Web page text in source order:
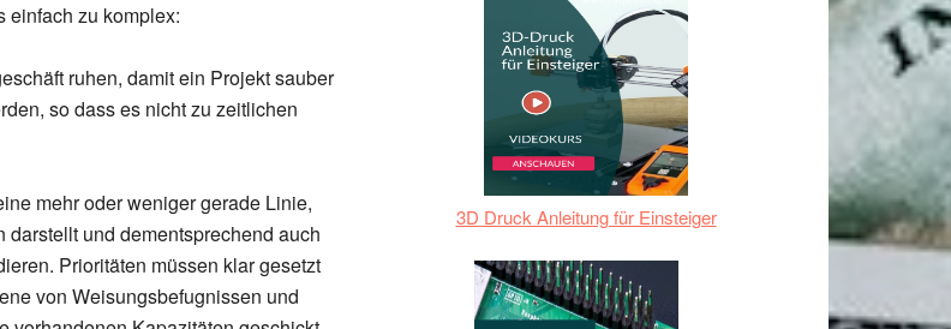
einfach zu komplex:
ruhen, damit ein Projekt sauber
so dass es nicht zu zeitlichen
mehr oder weniger gerade Linie,
und dementsprechend auch
Prioritäten müssen klar gesetzt
von Weisungsbefugnissen und
3D Druck Anleitung für Einsteiger